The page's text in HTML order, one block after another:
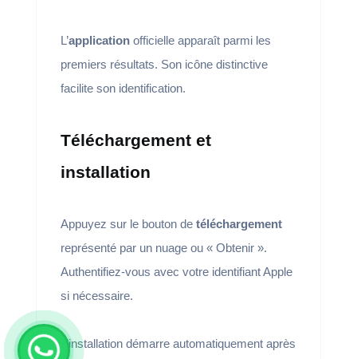
L’applicationofficielle apparaît parmi les
premiers résultats. Son icône distinctive
facilite son identification.
Téléchargement et
installation
Appuyez sur le bouton de téléchargement
représenté par un nuage ou « Obtenir ».
Authentifiez-vous avec votre identifiant Apple
si nécessaire.
L’installation démarre automatiquement après